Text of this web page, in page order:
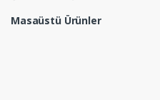
Masaüstü Ürünler